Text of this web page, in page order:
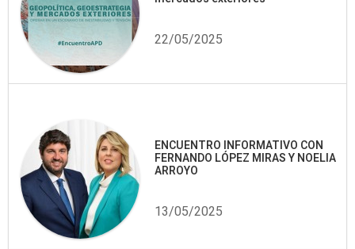
22/05/2025
ENCUENTRO INFORMATIVO CON
FERNANDO LÓPEZ MIRAS Y NOELIA
ARROYO
13/05/2025